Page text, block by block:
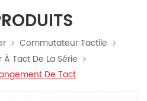
Commutateur Tactile
Tact De La Série
De Tact